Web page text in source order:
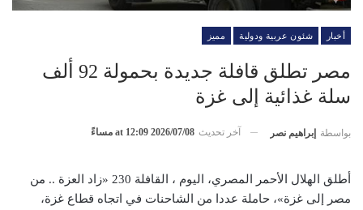
أخبار شئون عربية ودولية مميز
مصر تطلق قافلة جديدة بحمولة 92 ألف
سلة غذائية إلى غزة
بواسطة إبراهيم نصر آخر تحديث 2026/07/08 at 12:09 مساءً
أطلق الهلال الأحمر المصري، اليوم ، القافلة 230 «زاد العزة .. من
مصر إلى غزة»، حاملة عددا من الشاحنات في اتجاه قطاع غزة،